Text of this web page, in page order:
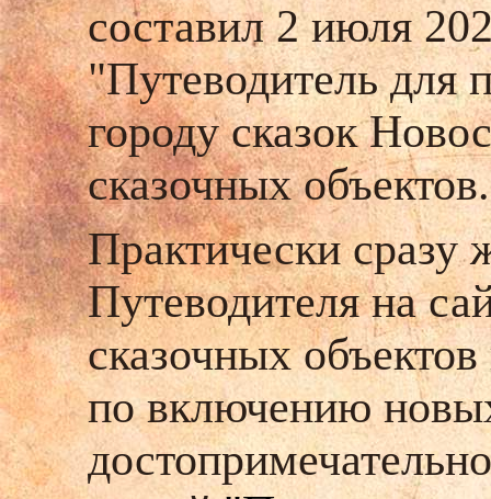
составил 2 июля
"Путеводитель для
городу сказок
сказочных объектов.
Практически сразу
Путеводителя на
сказочных
по включению